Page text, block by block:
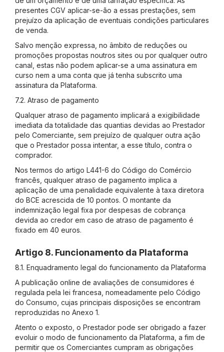
presentes CGV aplicar-se-ão a essas prestações, sem
prejuízo da aplicação de eventuais condições particulares
de venda.
Salvo menção expressa, no âmbito de reduções ou
promoções propostas noutros sites ou por qualquer outro
canal, estas não podem aplicar-se a uma assinatura em
curso nem a uma conta que já tenha subscrito uma
assinatura da Plataforma.
7.2. Atraso de pagamento
Qualquer atraso de pagamento implicará a exigibilidade
imediata da totalidade das quantias devidas ao Prestador
pelo Comerciante, sem prejuízo de qualquer outra ação
que o Prestador possa intentar, a esse título, contra o
comprador.
Nos termos do artigo L441-6 do Código do Comércio
francês, qualquer atraso de pagamento implica a
aplicação de uma penalidade equivalente à taxa diretora
do BCE acrescida de 10 pontos. O montante da
indemnização legal fixa por despesas de cobrança
devida ao credor em caso de atraso de pagamento é
fixado em 40 euros.
Artigo 8. Funcionamento da Plataforma
8.1. Enquadramento legal do funcionamento da Plataforma
A publicação online de avaliações de consumidores é
regulada pela lei francesa, nomeadamente pelo Código
do Consumo, cujas principais disposições se encontram
reproduzidas no Anexo 1.
Atento o exposto, o Prestador pode ser obrigado a fazer
evoluir o modo de funcionamento da Plataforma, a fim de
permitir que os Comerciantes cumpram as obrigações